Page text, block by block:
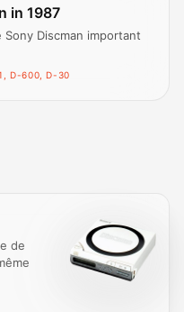
in 1987
Sony Discman important
D-600, D-30
de